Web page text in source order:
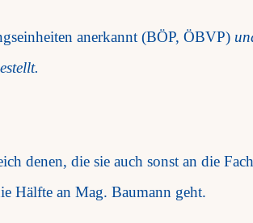
anerkannt (BÖP, ÖBVP)
denen, die sie auch sonst an die
Hälfte an Mag. Baumann geht.